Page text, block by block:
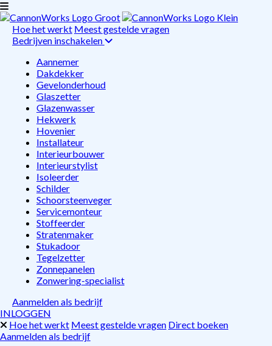
Hoe het werkt Meest gestelde vragen
Bedrijven inschakelen
Aannemer
Dakdekker
Gevelonderhoud
Glaszetter
Glazenwasser
Hekwerk
Hovenier
Installateur
Interieurbouwer
Interieurstylist
Isoleerder
Schilder
Schoorsteenveger
Servicemonteur
Stoffeerder
Stratenmaker
Stukadoor
Tegelzetter
Zonnepanelen
Zonwering-specialist
Aanmelden als bedrijf
INLOGGEN
Hoe het werkt Meest gestelde vragen Direct boeken
Aanmelden als bedrijf